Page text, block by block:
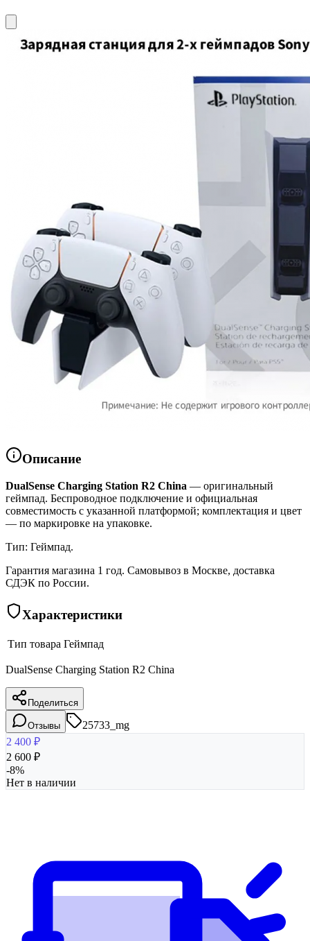
Описание
DualSense Charging Station R2 China — оригинальный
геймпад. Беспроводное подключение и официальная
совместимость с указанной платформой; комплектация и цвет
— по маркировке на упаковке.
Тип: Геймпад.
Гарантия магазина 1 год. Самовывоз в Москве, доставка
СДЭК по России.
Характеристики
Тип товара Геймпад
DualSense Charging Station R2 China
Поделиться
Отзывы
25733_mg
2 400 ₽
2 600 ₽
-8%
Нет в наличии